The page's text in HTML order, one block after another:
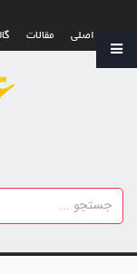
صفحه اصلی
مقالات